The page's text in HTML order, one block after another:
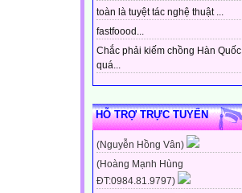
toàn là tuyệt tác nghệ thuật ...
fastfoood...
Chắc phải kiếm chồng Hàn Quốc
quá...
HỖ TRỢ TRỰC TUYẾN
(Nguyễn Hồng Vân)
(Hoàng Mạnh Hùng
ĐT:0984.81.9797)